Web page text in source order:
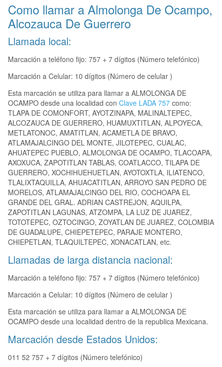
Como llamar a Almolonga De Ocampo,
Alcozauca De Guerrero
Llamada local:
Marcación a teléfono fijo: 757 + 7 dígitos (Número telefónico)
Marcación a Celular: 10 dígitos (Número de celular )
Esta marcación se utiliza para llamar a ALMOLONGA DE
OCAMPO desde una localidad con Clave LADA 757 como:
TLAPA DE COMONFORT, AYOTZINAPA, MALINALTEPEC,
ALCOZAUCA DE GUERRERO, HUAMUXTITLAN, ALPOYECA,
METLATONOC, AMATITLAN, ACAMETLA DE BRAVO,
ATLAMAJALCINGO DEL MONTE, JILOTEPEC, CUALAC,
AHUATEPEC PUEBLO, ALMOLONGA DE OCAMPO, TLACOAPA,
AXOXUCA, ZAPOTITLAN TABLAS, COATLACCO, TILAPA DE
GUERRERO, XOCHIHUEHUETLAN, AYOTOXTLA, ILIATENCO,
TLALIXTAQUILLA, AHUACATITLAN, ARROYO SAN PEDRO DE
MORELOS, ATLAMAJALCINGO DEL RIO, COCHOAPA EL
GRANDE DEL GRAL. ADRIAN CASTREJON, AQUILPA,
ZAPOTITLAN LAGUNAS, ATZOMPA, LA LUZ DE JUAREZ,
TOTOTEPEC, OZTOCINGO, ZOYATLAN DE JUAREZ, COLOMBIA
DE GUADALUPE, CHIEPETEPEC, PARAJE MONTERO,
CHIEPETLAN, TLAQUILTEPEC, XONACATLAN, etc.
Llamadas de larga distancia nacional:
Marcación a teléfono fijo: 757 + 7 dígitos (Número telefónico)
Marcación a Celular: 10 dígitos (Número de celular )
Esta marcación se utiliza para llamar a ALMOLONGA DE
OCAMPO desde una localidad dentro de la republica Mexicana.
Marcación desde Estados Unidos:
011 52 757 + 7 dígitos (Número telefónico)